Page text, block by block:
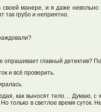
манере, и я даже невольно
так грубо и неприятно.
опрашивает главный детектив?
и всё проверить.
как выносят тело… Думаю, с
только в светлое время